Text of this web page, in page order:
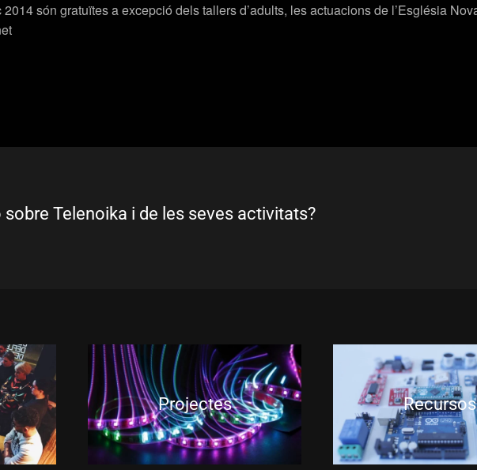
2014 són gratuïtes a excepció dels tallers d’adults, les actuacions de l’Església
Telenoika i de les seves activitats?
Projectes Recursos